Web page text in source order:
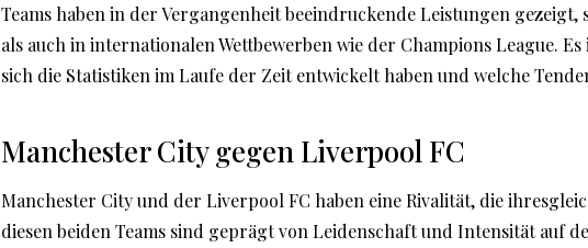
Teams haben in der Vergangenheit beeindruckende Leistungen
als auch in internationalen Wettbewerben wie der Champions League.
sich die Statistiken im Laufe der Zeit entwickelt haben und welche
Manchester City gegen Liverpool FC
Manchester City und der Liverpool FC haben eine Rivalität, die
diesen beiden Teams sind geprägt von Leidenschaft und Intensität auf